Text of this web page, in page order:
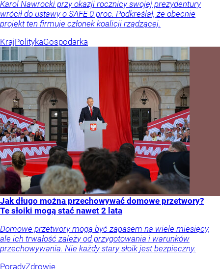
Karol Nawrocki przy okazji rocznicy swojej prezydentury
wrócił do ustawy o SAFE 0 proc. Podkreślał, że obecnie
projekt ten firmuje członek koalicji rządzącej.
KrajPolitykaGospodarka
Jak długo można przechowywać domowe przetwory?
Te słoiki mogą stać nawet 2 lata
Domowe przetwory mogą być zapasem na wiele miesięcy,
ale ich trwałość zależy od przygotowania i warunków
przechowywania. Nie każdy stary słoik jest bezpieczny.
PoradyZdrowie